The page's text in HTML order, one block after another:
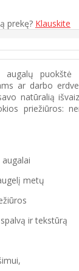
prekę? Klauskite
augalų
ar darbo
natūralią
priežiūros:
metų
ir tekstūrą